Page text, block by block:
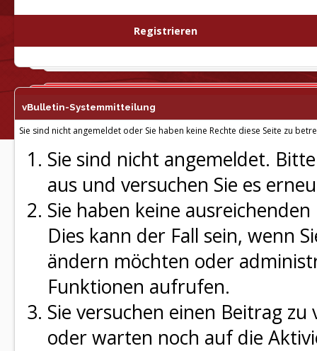
Registrieren
vBulletin-Systemmitteilung
Sie sind nicht angemeldet oder Sie haben keine Rechte diese Seite zu
Sie sind nicht angemeldet.
aus und versuchen Sie es
Sie haben keine
Dies kann der Fall sein, wenn
ändern möchten oder
Funktionen aufrufen.
Sie versuchen einen Beitrag
oder warten noch auf die